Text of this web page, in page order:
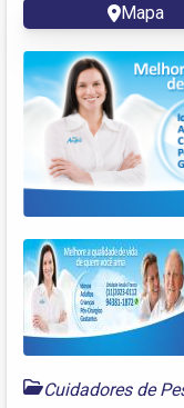
Mapa
Cuidadores de